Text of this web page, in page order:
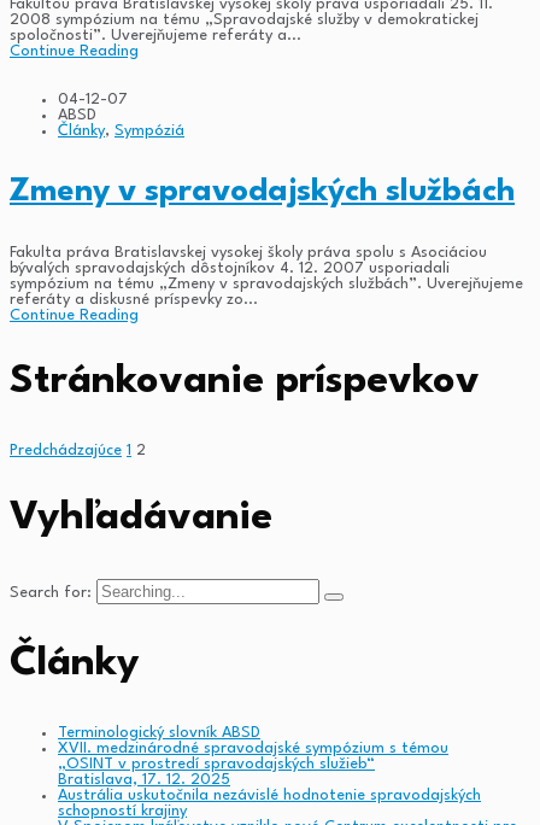
Fakultou práva Bratislavskej vysokej školy práva usporiadali 25. 11.
2008 sympózium na tému „Spravodajské služby v demokratickej
spoločnosti”. Uverejňujeme referáty a...
Continue Reading
04-12-07
ABSD
Články, Sympóziá
Zmeny v spravodajských službách
Fakulta práva Bratislavskej vysokej školy práva spolu s Asociáciou
bývalých spravodajských dôstojníkov 4. 12. 2007 usporiadali
sympózium na tému „Zmeny v spravodajských službách”. Uverejňujeme
referáty a diskusné príspevky zo...
Continue Reading
Stránkovanie príspevkov
Predchádzajúce 1 2
Vyhľadávanie
Search for:
Články
Terminologický slovník ABSD
XVII. medzinárodné spravodajské sympózium s témou
„OSINT v prostredí spravodajských služieb“
Bratislava, 17. 12. 2025
Austrália uskutočnila nezávislé hodnotenie spravodajských
schopností krajiny